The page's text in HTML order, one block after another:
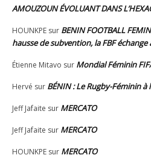
AMOUZOUN ÉVOLUANT DANS
HOUNKPE sur BENIN FOOTBALL
hausse de subvention, la FBF échange
Étienne Mitavo sur Mondial Féminin
Hervé sur BÉNIN : Le Rugby-Féminin à
Jeff Jafaite sur MERCATO
Jeff Jafaite sur MERCATO
HOUNKPE sur MERCATO